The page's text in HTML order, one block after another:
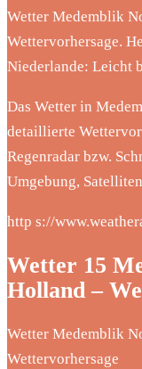
Wetter Medemblik
Wettervorhersage.
Niederlande: Leicht
Das Wetter in
detaillierte
Regenradar bzw.
Umgebung,
http s://
Wetter 15
Holland –
Wetter Medemblik
Wettervorhersage